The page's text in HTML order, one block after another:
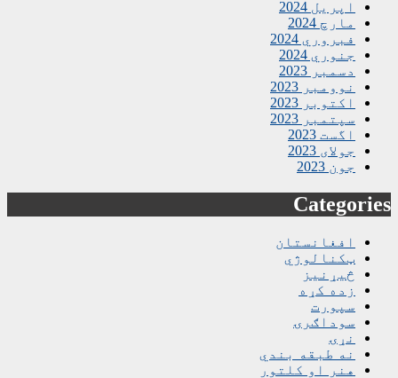
اپریل 2024
مارچ 2024
فبروري 2024
جنوري 2024
دسمبر 2023
نوومبر 2023
اکتوبر 2023
سپتمبر 2023
اگست 2023
جولای 2023
جون 2023
Categories
افغانستان
ټکنالوژي
څیړنیز
زده کړه
سپورت
سوداګرۍ
نړۍ
نه طبقه بندي
هنر او کلتور